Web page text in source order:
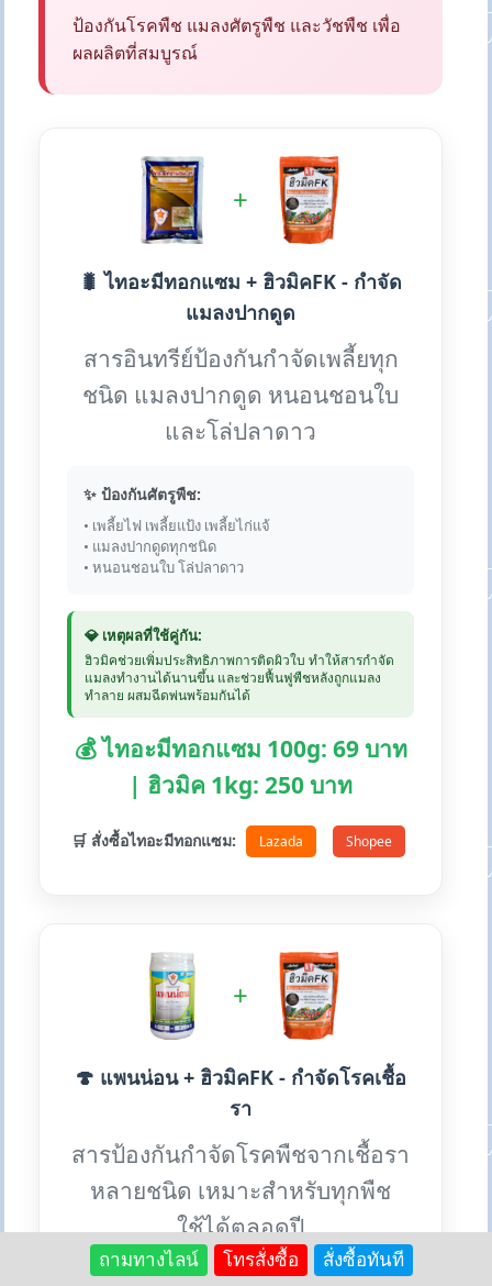
ป้องกันโรคพืช แมลงศัตรูพืช และวัชพืช เพื่อ
ผลผลิตที่สมบูรณ์
+
🐛 ไทอะมีทอกแซม + ฮิวมิคFK - กำจัด
แมลงปากดูด
สารอินทรีย์ป้องกันกำจัดเพลี้ยทุก
ชนิด แมลงปากดูด หนอนชอนใบ
และโล่ปลาดาว
✨ ป้องกันศัตรูพืช:
• เพลี้ยไฟ เพลี้ยแป้ง เพลี้ยไก่แจ้
• แมลงปากดูดทุกชนิด
• หนอนชอนใบ โล่ปลาดาว
💎 เหตุผลที่ใช้คู่กัน:
ฮิวมิคช่วยเพิ่มประสิทธิภาพการติดผิวใบ ทำให้สารกำจัด
แมลงทำงานได้นานขึ้น และช่วยฟื้นฟูพืชหลังถูกแมลง
ทำลาย ผสมฉีดพ่นพร้อมกันได้
💰 ไทอะมีทอกแซม 100g: 69 บาท
| ฮิวมิค 1kg: 250 บาท
🛒 สั่งซื้อไทอะมีทอกแซม: Lazada Shopee
+
🍄 แพนน่อน + ฮิวมิคFK - กำจัดโรคเชื้อ
รา
สารป้องกันกำจัดโรคพืชจากเชื้อรา
หลายชนิด เหมาะสำหรับทุกพืช
ใช้ได้ตลอดปี
ถามทางไลน์ โทรสั่งซื้อ สั่งซื้อทันที